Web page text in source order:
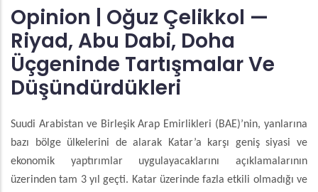
Opinion | Oğuz Çelikkol —
Riyad, Abu Dabi, Doha
Üçgeninde Tartışmalar Ve
Düşündürdükleri
Suudi Arabistan ve Birleşik Arap Emirlikleri (BAE)’nin, yanlarına
bazı bölge ülkelerini de alarak Katar’a karşı geniş siyasi ve
ekonomik yaptırımlar uygulayacaklarını açıklamalarının
üzerinden tam 3 yıl geçti. Katar üzerinde fazla etkili olmadığı ve